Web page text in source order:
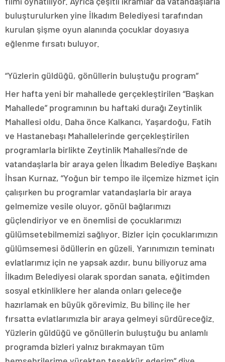
buluşturulurken yine İlkadım Belediyesi tarafından
kurulan şişme oyun alanında çocuklar doyasıya
eğlenme fırsatı buluyor.
“Yüzlerin güldüğü, gönüllerin buluştuğu program”
Her hafta yeni bir mahallede gerçekleştirilen “Başkan
Mahallede” programının bu haftaki durağı Zeytinlik
Mahallesi oldu. Daha önce Kalkancı, Yaşardoğu, Fatih
ve Hastanebaşı Mahallelerinde gerçekleştirilen
programlarla birlikte Zeytinlik Mahallesi’nde de
vatandaşlarla bir araya gelen İlkadım Belediye Başkanı
İhsan Kurnaz, “Yoğun bir tempo ile ilçemize hizmet için
çalışırken bu programlar vatandaşlarla bir araya
gelmemize vesile oluyor, gönül bağlarımızı
güçlendiriyor ve en önemlisi de çocuklarımızı
gülümsetebilmemizi sağlıyor. Bizler için çocuklarımızın
gülümsemesi ödüllerin en güzeli. Yarınımızın teminatı
evlatlarımız için ne yapsak azdır, bunu biliyoruz ama
İlkadım Belediyesi olarak spordan sanata, eğitimden
sosyal etkinliklere her alanda onları geleceğe
hazırlamak en büyük görevimiz. Bu bilinç ile her
fırsatta evlatlarımızla bir araya gelmeyi sürdüreceğiz.
Yüzlerin güldüğü ve gönüllerin buluştuğu bu anlamlı
programda bizleri yalnız bırakmayan tüm